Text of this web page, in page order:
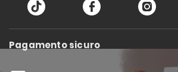
Pagamento sicuro